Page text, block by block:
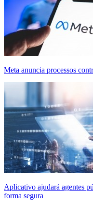
Meta anuncia processos
Aplicativo ajudará agentes
forma segura